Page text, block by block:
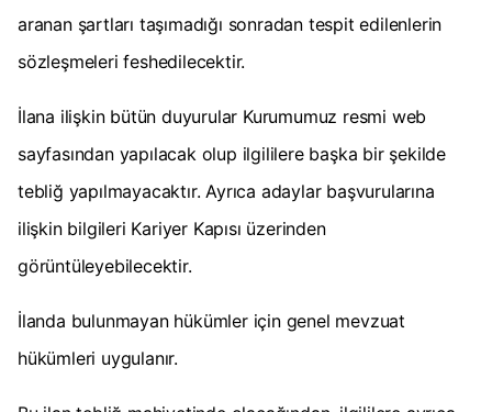
aranan şartları taşımadığı sonradan tespit edilenlerin
sözleşmeleri feshedilecektir.
İlana ilişkin bütün duyurular Kurumumuz resmi web
sayfasından yapılacak olup ilgililere başka bir şekilde
tebliğ yapılmayacaktır. Ayrıca adaylar başvurularına
ilişkin bilgileri Kariyer Kapısı üzerinden
görüntüleyebilecektir.
İlanda bulunmayan hükümler için genel mevzuat
hükümleri uygulanır.